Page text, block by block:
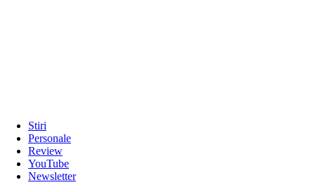
Stiri
Personale
Review
YouTube
Newsletter